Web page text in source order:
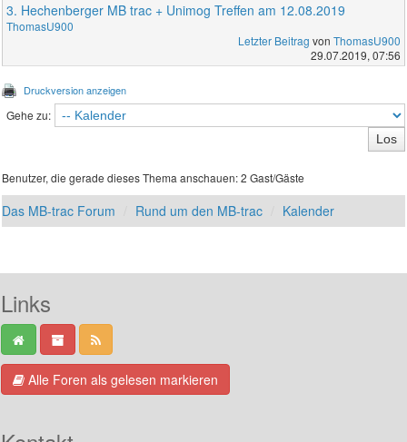
3. Hechenberger MB trac + Unimog Treffen am 12.08.2019
ThomasU900
Letzter Beitrag von ThomasU900
29.07.2019, 07:56
Druckversion anzeigen
Gehe zu:
Benutzer, die gerade dieses Thema anschauen: 2 Gast/Gäste
Das MB-trac Forum Rund um den MB-trac Kalender
Links
Alle Foren als gelesen markieren